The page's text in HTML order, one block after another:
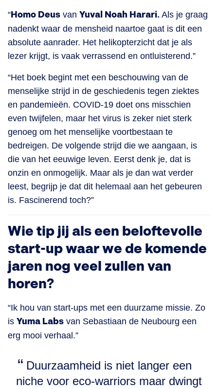
“ Homo Deus van Yuval Noah Harari. Als je graag
nadenkt waar de mensheid naartoe gaat is dit een
absolute aanrader. Het helikopterzicht dat je als
lezer krijgt, is vaak verrassend en ontluisterend.”
“Het boek begint met een beschouwing van de
menselijke strijd in de geschiedenis tegen ziektes
en pandemieën. COVID-19 doet ons misschien
even twijfelen, maar het virus is zeker niet sterk
genoeg om het menselijke voortbestaan te
bedreigen. De volgende strijd die we aangaan, is
die van het eeuwige leven. Eerst denk je, dat is
onzin en onmogelijk. Maar als je dan wat verder
leest, begrijp je dat dit helemaal aan het gebeuren
is. Fascinerend toch?”
Wie tip jij als een beloftevolle
start-up waar we de komende
jaren nog veel zullen van
horen?
“Ik hou van start-ups met een duurzame missie. Zo
is Yuma Labs van Sebastiaan de Neubourg een
erg mooi verhaal.”
Duurzaamheid is niet langer een
niche voor eco-warriors maar dwingt